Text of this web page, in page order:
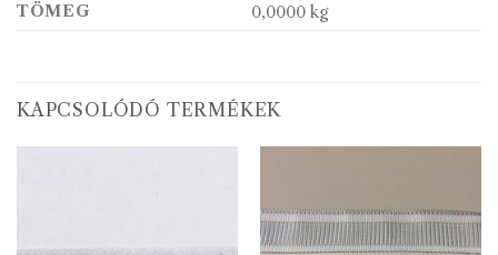
TÖMEG 0,0000 kg
KAPCSOLÓDÓ TERMÉKEK